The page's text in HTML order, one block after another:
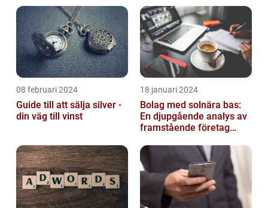
08 februari 2024
Guide till att sälja silver -
din väg till vinst
18 januari 2024
Bolag med solnära bas:
En djupgående analys av
framstående företag